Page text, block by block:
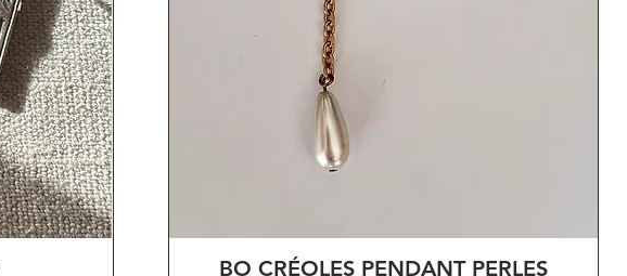
BO CRÉOLES PENDANT PERLES